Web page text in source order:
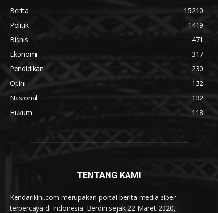
Berita
15210
Politik
1419
Bisnis
471
Ekonomi
317
Pendidikan
230
Opini
132
Nasional
132
Hukum
118
TENTANG KAMI
Kendarikini.com merupakan portal berita media siber
terpercaya di Indonesia. Berdiri sejak 22 Maret 2020,